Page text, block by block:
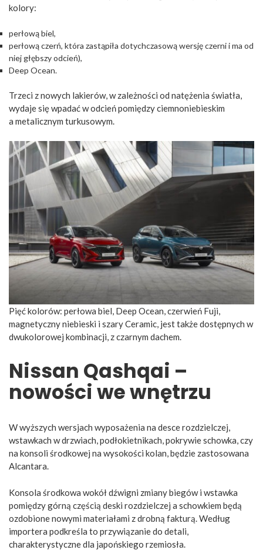
kolory:
perłową biel,
perłową czerń, która zastąpiła dotychczasową wersję czerni i ma od
niej głębszy odcień),
Deep Ocean.
Trzeci z nowych lakierów, w zależności od natężenia światła,
wydaje się wpadać w odcień pomiędzy ciemnoniebieskim
a metalicznym turkusowym.
Pięć kolorów: perłowa biel, Deep Ocean, czerwień Fuji,
magnetyczny niebieski i szary Ceramic, jest także dostępnych w
dwukolorowej kombinacji, z czarnym dachem.
Nissan Qashqai –
nowości we wnętrzu
W wyższych wersjach wyposażenia na desce rozdzielczej,
wstawkach w drzwiach, podłokietnikach, pokrywie schowka, czy
na konsoli środkowej na wysokości kolan, będzie zastosowana
Alcantara.
Konsola środkowa wokół dźwigni zmiany biegów i wstawka
pomiędzy górną częścią deski rozdzielczej a schowkiem będą
ozdobione nowymi materiałami z drobną fakturą. Według
importera podkreśla to przywiązanie do detali,
charakterystyczne dla japońskiego rzemiosła.